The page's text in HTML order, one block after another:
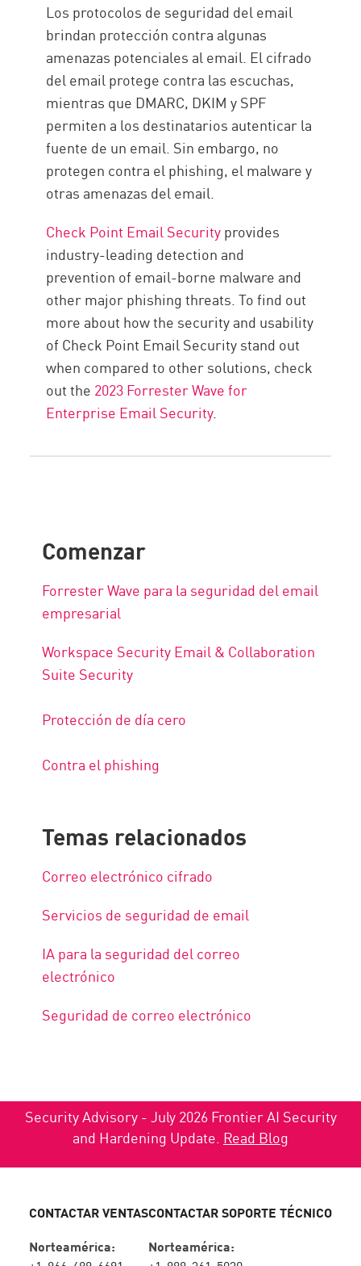
Los protocolos de seguridad del email
brindan protección contra algunas
amenazas potenciales al email. El cifrado
del email protege contra las escuchas,
mientras que DMARC, DKIM y SPF
permiten a los destinatarios autenticar la
fuente de un email. Sin embargo, no
protegen contra el phishing, el malware y
otras amenazas del email.
Check Point Email Securityprovides
industry-leading detection and
prevention of email-borne malware and
other major phishing threats. To find out
more about how the security and usability
of Check Point Email Security stand out
when compared to other solutions, check
out the 2023 Forrester Wave for
Enterprise Email Security.
Comenzar
Forrester Wave para la seguridad del email
empresarial
Workspace Security Email & Collaboration
Suite Security
Protección de día cero
Contra el phishing
Temas relacionados
Correo electrónico cifrado
Servicios de seguridad de email
IA para la seguridad del correo
electrónico
Seguridad de correo electrónico
Security Advisory - July 2026 Frontier AI Security
and Hardening Update. Read Blog
CONTACTAR VENTAS
Norteamérica:
CONTACTAR SOPORTE TÉCNICO
Norteamérica: